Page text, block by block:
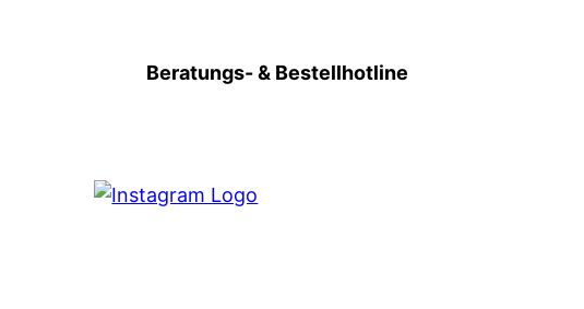
Beratungs- & Bestellhotline